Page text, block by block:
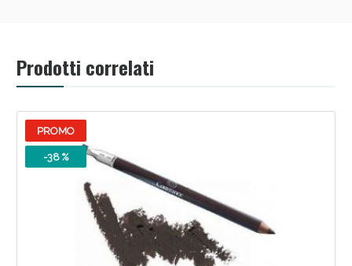
Prodotti correlati
PROMO
-38 %
Benessere Intestinale: Sconto fino al 55% valido
oggi!